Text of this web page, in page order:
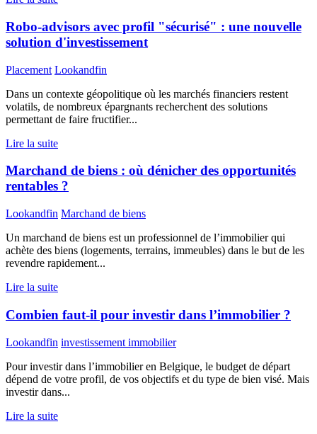
Robo-advisors avec profil "sécurisé" : une nouvelle
solution d'investissement
Placement Lookandfin
Dans un contexte géopolitique où les marchés financiers restent
volatils, de nombreux épargnants recherchent des solutions
permettant de faire fructifier...
Lire la suite
Marchand de biens : où dénicher des opportunités
rentables ?
Lookandfin Marchand de biens
Un marchand de biens est un professionnel de l’immobilier qui
achète des biens (logements, terrains, immeubles) dans le but de les
revendre rapidement...
Lire la suite
Combien faut-il pour investir dans l’immobilier ?
Lookandfin investissement immobilier
Pour investir dans l’immobilier en Belgique, le budget de départ
dépend de votre profil, de vos objectifs et du type de bien visé. Mais
investir dans...
Lire la suite